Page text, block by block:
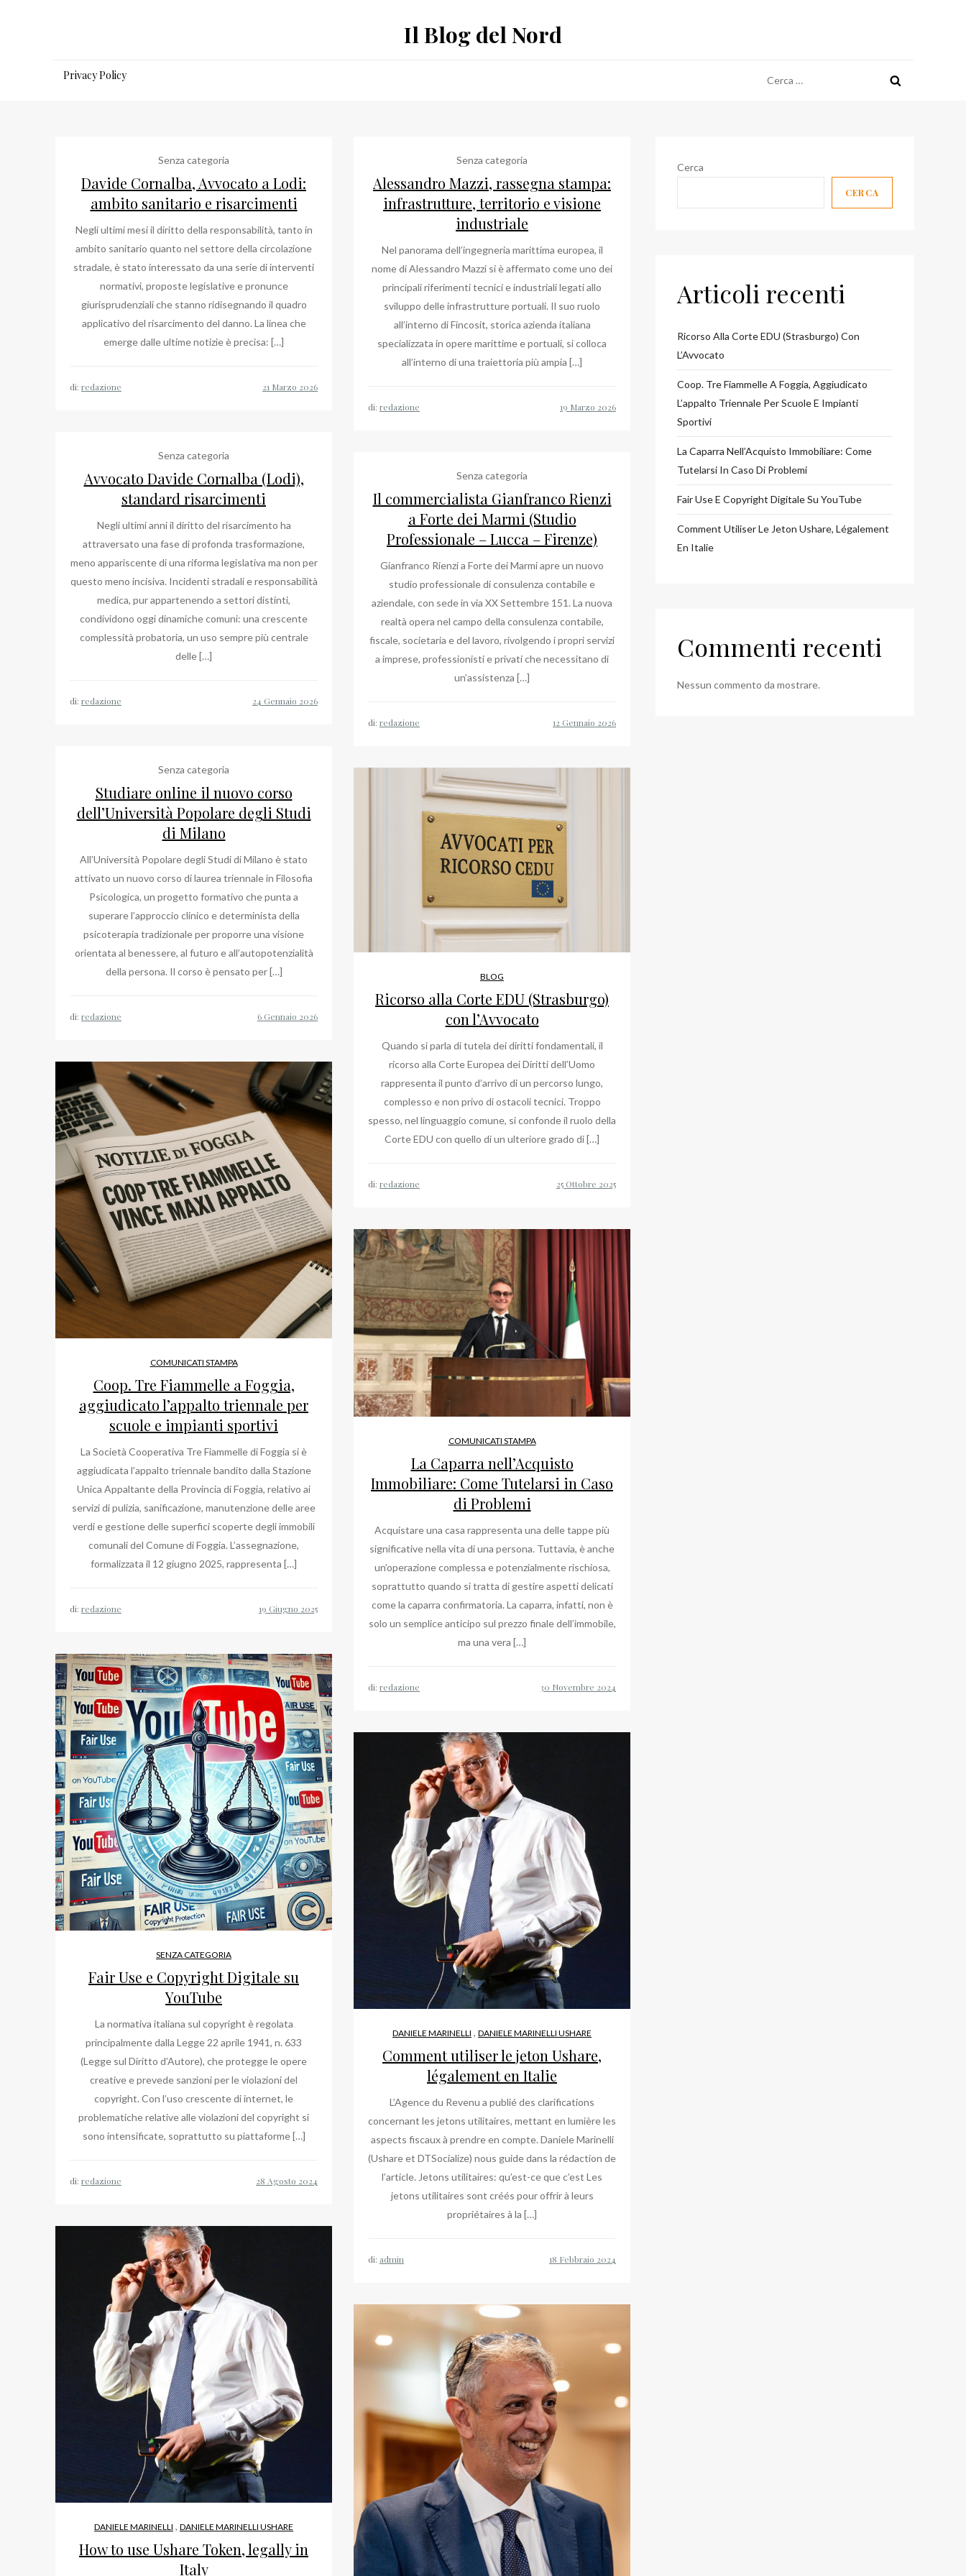
Il Blog del Nord
Privacy Policy
per:
Senza categoria
Davide Cornalba, Avvocato a Lodi:
ambito sanitario e risarcimenti
Negli ultimi mesi il diritto della responsabilità, tanto in
ambito sanitario quanto nel settore della circolazione
stradale, è stato interessato da una serie di interventi
normativi, proposte legislative e pronunce
giurisprudenziali che stanno ridisegnando il quadro
applicativo del risarcimento del danno. La linea che
emerge dalle ultime notizie è precisa: […]
di: redazione
Senza categoria
Alessandro Mazzi, rassegna stampa:
infrastrutture, territorio e visione
industriale
Nel panorama dell’ingegneria marittima europea, il
nome di Alessandro Mazzi si è affermato come uno dei
principali riferimenti tecnici e industriali legati allo
sviluppo delle infrastrutture portuali. Il suo ruolo
all’interno di Fincosit, storica azienda italiana
specializzata in opere marittime e portuali, si colloca
all’interno di una traiettoria più ampia […]
di: redazione
Senza categoria
Avvocato Davide Cornalba (Lodi),
standard risarcimenti
Negli ultimi anni il diritto del risarcimento ha
attraversato una fase di profonda trasformazione,
meno appariscente di una riforma legislativa ma non per
questo meno incisiva. Incidenti stradali e responsabilità
medica, pur appartenendo a settori distinti,
condividono oggi dinamiche comuni: una crescente
complessità probatoria, un uso sempre più centrale
delle […]
di: redazione
Senza categoria
Il commercialista Gianfranco Rienzi
a Forte dei Marmi (Studio
Professionale – Lucca – Firenze)
Gianfranco Rienzi a Forte dei Marmi apre un nuovo
studio professionale di consulenza contabile e
aziendale, con sede in via XX Settembre 151. La nuova
realtà opera nel campo della consulenza contabile,
fiscale, societaria e del lavoro, rivolgendo i propri servizi
a imprese, professionisti e privati che necessitano di
un’assistenza […]
di: redazione
Senza categoria
Studiare online il nuovo corso
dell’Università Popolare degli Studi
di Milano
All’Università Popolare degli Studi di Milano è stato
attivato un nuovo corso di laurea triennale in Filosofia
Psicologica, un progetto formativo che punta a
superare l’approccio clinico e determinista della
psicoterapia tradizionale per proporre una visione
orientata al benessere, al futuro e all’autopotenzialità
della persona. Il corso è pensato per […]
di: redazione
BLOG
Ricorso alla Corte EDU (Strasburgo)
con l’Avvocato
Quando si parla di tutela dei diritti fondamentali, il
ricorso alla Corte Europea dei Diritti dell’Uomo
rappresenta il punto d’arrivo di un percorso lungo,
complesso e non privo di ostacoli tecnici. Troppo
spesso, nel linguaggio comune, si confonde il ruolo della
Corte EDU con quello di un ulteriore grado di […]
di: redazione
COMUNICATI STAMPA
Coop. Tre Fiammelle a Foggia,
aggiudicato l’appalto triennale per
scuole e impianti sportivi
La Società Cooperativa Tre Fiammelle di Foggia si è
aggiudicata l’appalto triennale bandito dalla Stazione
Unica Appaltante della Provincia di Foggia, relativo ai
servizi di pulizia, sanificazione, manutenzione delle aree
verdi e gestione delle superfici scoperte degli immobili
comunali del Comune di Foggia. L’assegnazione,
formalizzata il 12 giugno 2025, rappresenta […]
di: redazione
COMUNICATI STAMPA
La Caparra nell’Acquisto
Immobiliare: Come Tutelarsi in Caso
di Problemi
Acquistare una casa rappresenta una delle tappe più
significative nella vita di una persona. Tuttavia, è anche
un’operazione complessa e potenzialmente rischiosa,
soprattutto quando si tratta di gestire aspetti delicati
come la caparra confirmatoria. La caparra, infatti, non è
solo un semplice anticipo sul prezzo finale dell’immobile,
ma una vera […]
di: redazione
SENZA CATEGORIA
Fair Use e Copyright Digitale su
YouTube
La normativa italiana sul copyright è regolata
principalmente dalla Legge 22 aprile 1941, n. 633
(Legge sul Diritto d’Autore), che protegge le opere
creative e prevede sanzioni per le violazioni del
copyright. Con l’uso crescente di internet, le
problematiche relative alle violazioni del copyright si
sono intensificate, soprattutto su piattaforme […]
di: redazione
DANIELE MARINELLI , DANIELE MARINELLI USHARE
Comment utiliser le jeton Ushare,
légalement en Italie
L’Agence du Revenu a publié des clarifications
concernant les jetons utilitaires, mettant en lumière les
aspects fiscaux à prendre en compte. Daniele Marinelli
(Ushare et DTSocialize) nous guide dans la rédaction de
l’article. Jetons utilitaires: qu’est-ce que c’est Les
jetons utilitaires sont créés pour offrir à leurs
propriétaires à la […]
di: admin
DANIELE MARINELLI , DANIELE MARINELLI USHARE
How to use Ushare Token, legally in
Italy
Cerca
CERCA
Articoli recenti
Ricorso Alla Corte EDU (Strasburgo) Con
L’Avvocato
Coop. Tre Fiammelle A Foggia, Aggiudicato
L’appalto Triennale Per Scuole E Impianti
Sportivi
La Caparra Nell’Acquisto Immobiliare: Come
Tutelarsi In Caso Di Problemi
Fair Use E Copyright Digitale Su YouTube
Comment Utiliser Le Jeton Ushare, Légalement
En Italie
Commenti recenti
Nessun commento da mostrare.